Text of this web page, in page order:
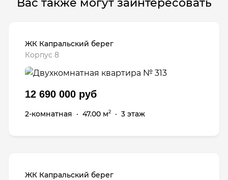
Вас также могут заинтересовать
ЖК Капральский берег
Корпус 8
12 690 000 руб
2-комнатная · 47.00 м2 · 3 этаж
ЖК Капральский берег